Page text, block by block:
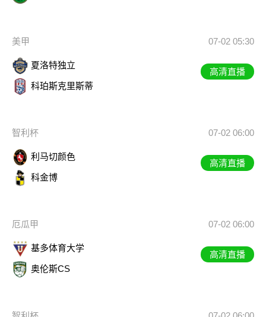
美甲 07-02 05:30
夏洛特独立
科珀斯克里斯蒂
高清直播
智利杯 07-02 06:00
利马切颜色
科金博
高清直播
厄瓜甲 07-02 06:00
基多体育大学
奥伦斯CS
高清直播